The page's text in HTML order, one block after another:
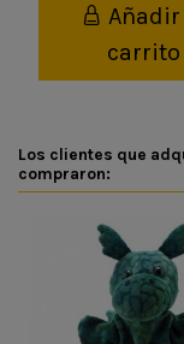
Añadir
carrito
Los clientes que
compraron: